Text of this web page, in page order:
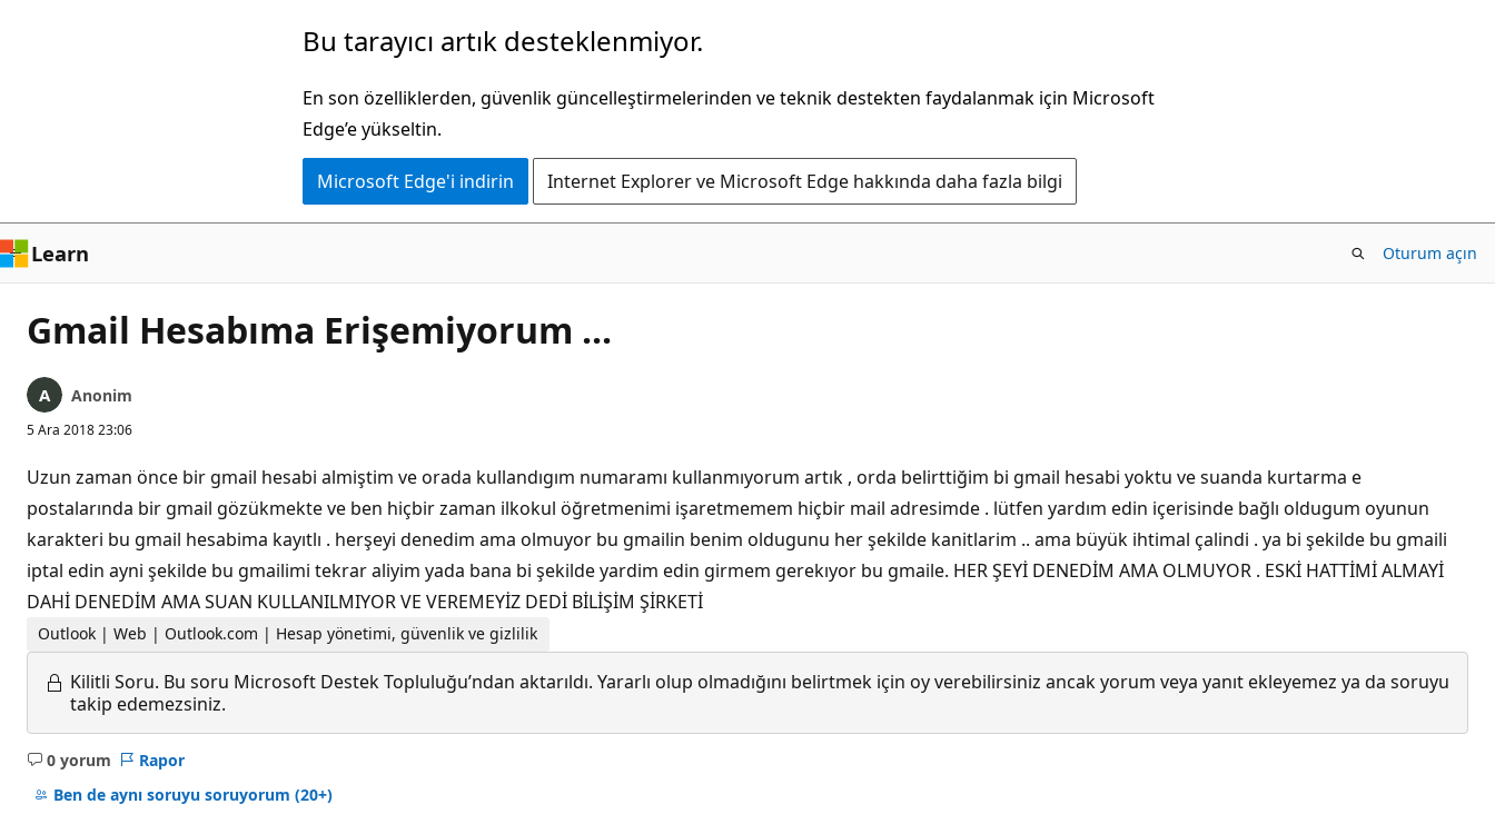
Bu tarayıcı artık desteklenmiyor.
En son özelliklerden, güvenlik güncelleştirmelerinden ve teknik destekten faydalanmak için Microsoft
Edge’e yükseltin.
Microsoft Edge'i indirin Internet Explorer ve Microsoft Edge hakkında daha fazla bilgi
Learn Oturum açın
Gmail Hesabıma Erişemiyorum ...
Anonim
5 Ara 2018 23:06
Uzun zaman önce bir gmail hesabi almiştim ve orada kullandıgım numaramı kullanmıyorum artık , orda belirttiğim bi gmail hesabi yoktu ve suanda kurtarma e
postalarında bir gmail gözükmekte ve ben hiçbir zaman ilkokul öğretmenimi işaretmemem hiçbir mail adresimde . lütfen yardım edin içerisinde bağlı oldugum oyunun
karakteri bu gmail hesabima kayıtlı . herşeyi denedim ama olmuyor bu gmailin benim oldugunu her şekilde kanitlarim .. ama büyük ihtimal çalindi . ya bi şekilde bu gmaili
iptal edin ayni şekilde bu gmailimi tekrar aliyim yada bana bi şekilde yardim edin girmem gerekıyor bu gmaile. HER ŞEYİ DENEDİM AMA OLMUYOR . ESKİ HATTİMİ ALMAYİ
DAHİ DENEDİM AMA SUAN KULLANILMIYOR VE VEREMEYİZ DEDİ BİLİŞİM ŞİRKETİ
Outlook | Web | Outlook.com | Hesap yönetimi, güvenlik ve gizlilik
Kilitli Soru. Bu soru Microsoft Destek Topluluğu’ndan aktarıldı. Yararlı olup olmadığını belirtmek için oy verebilirsiniz ancak yorum veya yanıt ekleyemez ya da soruyu
takip edemezsiniz.
0 yorum
Açıklama
yok
Rapor
Ben de aynı soruyu soruyorum (20+)